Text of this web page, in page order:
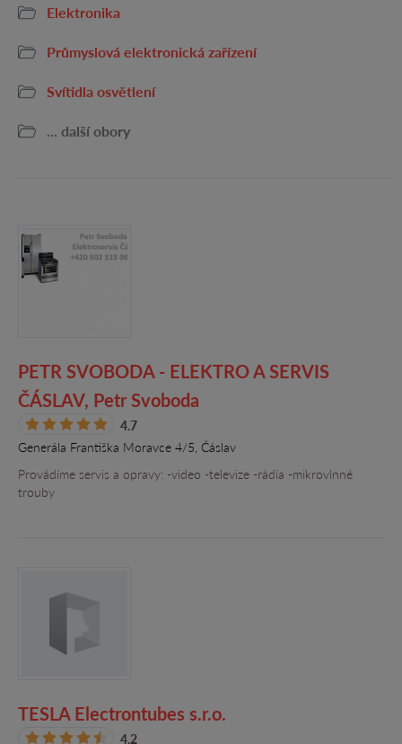
Elektronika
Průmyslová elektronická zařízení
Svítidla osvětlení
... další obory
PETR SVOBODA - ELEKTRO A SERVIS
ČÁSLAV, Petr Svoboda
4.7
Generála Františka Moravce 4/5, Čáslav
Provádíme servis a opravy: -video -televize -rádia -mikrovlnné
trouby
TESLA Electrontubes s.r.o.
4.2